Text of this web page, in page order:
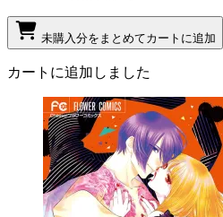
未購入分をまとめてカートに追加
カートに追加しました